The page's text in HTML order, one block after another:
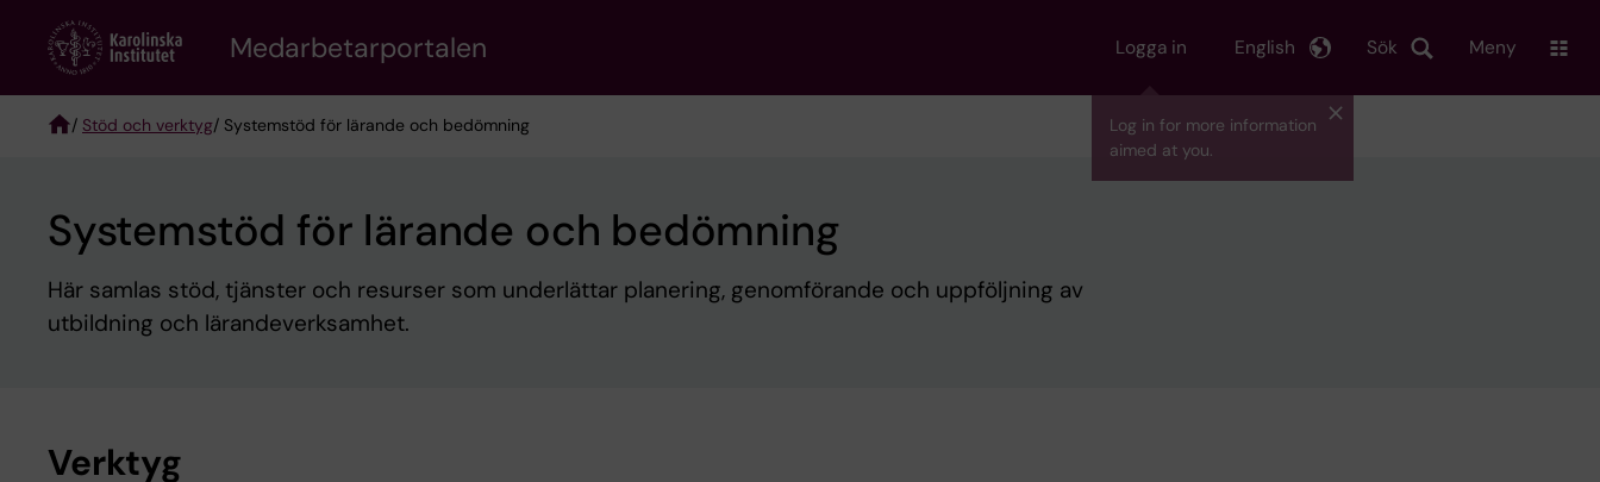
content
Medarbetarportalen Logga in
Log in for more information
aimed at you.
Sök
English Meny
/ Stöd och verktyg/ Systemstöd för lärande och bedömning
Systemstöd för lärande och bedömning
Här samlas stöd, tjänster och resurser som underlättar planering, genomförande och uppföljning av
utbildning och lärandeverksamhet.
Verktyg